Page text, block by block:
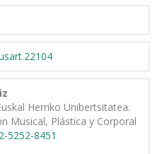
Herriko Unibertsitatea.
Musical, Plástica y Corporal
5252-8451